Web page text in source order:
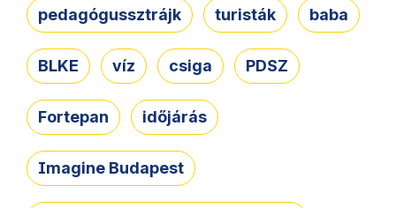
pedagógussztrájk turisták baba
BLKE víz csiga PDSZ
Fortepan időjárás
Imagine Budapest